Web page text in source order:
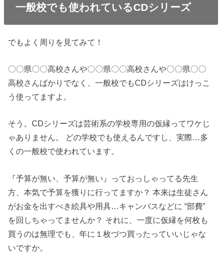
一般校でも使われているCDシリーズ
でもよく周りを見てみて！
〇〇県〇〇高校さんや〇〇県〇〇高校さんや〇〇県〇〇
高校さんばかりでなく、一般校でもCDシリーズはけっこ
う使ってますよ。
そう。CDシリーズは芸術系の学校専用の仮縁ってワケじ
ゃありません。 どの学校でも使えるんですし、実際…多
くの一般校で使われています。
『予算が無い、予算が無い』っておっしゃってる先生
方、本気で予算を獲りに行ってますか？ 本来は生徒さん
がお金を出すべき絵具や用具…キャンバスなどに “部費”
を回しちゃってませんか？ それに、一度に仮縁を何枚も
買うのは無理でも、年に１枚づつ買ったっていいじゃな
いですか。